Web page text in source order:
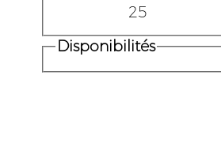
25
Disponibilités